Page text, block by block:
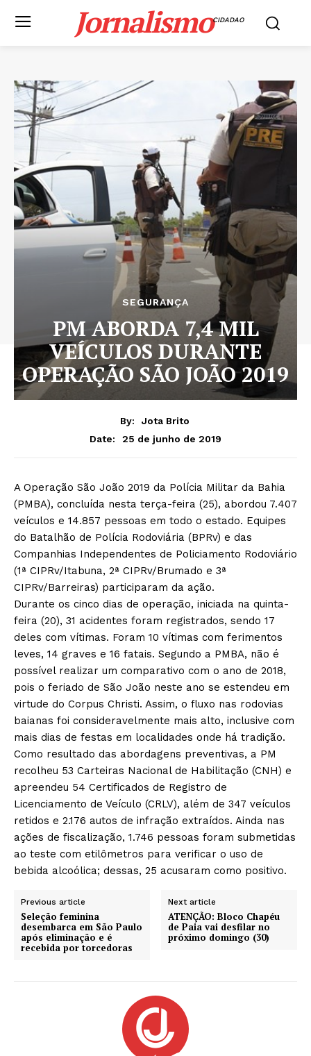
JornalismoCIDADAO
SEGURANÇA
PM ABORDA 7,4 MIL
VEÍCULOS DURANTE
OPERAÇÃO SÃO JOÃO 2019
By:
Jota Brito
Date:
25 de junho de 2019
A Operação São João 2019 da Polícia Militar da Bahia
(PMBA), concluída nesta terça-feira (25), abordou 7.407
veículos e 14.857 pessoas em todo o estado. Equipes
do Batalhão de Polícia Rodoviária (BPRv) e das
Companhias Independentes de Policiamento Rodoviário
(1ª CIPRv/Itabuna, 2ª CIPRv/Brumado e 3ª
CIPRv/Barreiras) participaram da ação.
Durante os cinco dias de operação, iniciada na quinta-
feira (20), 31 acidentes foram registrados, sendo 17
deles com vítimas. Foram 10 vítimas com ferimentos
leves, 14 graves e 16 fatais. Segundo a PMBA, não é
possível realizar um comparativo com o ano de 2018,
pois o feriado de São João neste ano se estendeu em
virtude do Corpus Christi. Assim, o fluxo nas rodovias
baianas foi consideravelmente mais alto, inclusive com
mais dias de festas em localidades onde há tradição.
Como resultado das abordagens preventivas, a PM
recolheu 53 Carteiras Nacional de Habilitação (CNH) e
apreendeu 54 Certificados de Registro de
Licenciamento de Veículo (CRLV), além de 347 veículos
retidos e 2.176 autos de infração extraídos. Ainda nas
ações de fiscalização, 1.746 pessoas foram submetidas
ao teste com etilômetros para verificar o uso de
bebida alcoólica; dessas, 25 acusaram como positivo.
Previous article
Seleção feminina
desembarca em São Paulo
após eliminação e é
recebida por torcedoras
Next article
ATENÇÃO: Bloco Chapéu
de Paia vai desfilar no
próximo domingo (30)